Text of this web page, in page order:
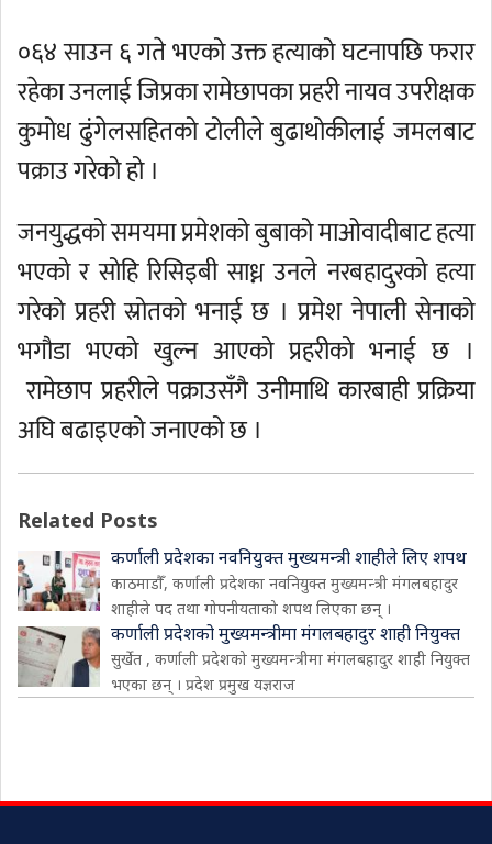
०६४ साउन ६ गते भएको उक्त हत्याको घटनापछि फरार
रहेका उनलाई जिप्रका रामेछापका प्रहरी नायव उपरीक्षक
कुमोध ढुंगेलसहितको टोलीले बुढाथोकीलाई जमलबाट
पक्राउ गरेको हो ।
जनयुद्धको समयमा प्रमेशको बुबाको माओवादीबाट हत्या
भएको र सोहि रिसिइबी साध्न उनले नरबहादुरको हत्या
गरेको प्रहरी स्रोतको भनाई छ । प्रमेश नेपाली सेनाको
भगौडा भएको खुल्न आएको प्रहरीको भनाई छ ।
रामेछाप प्रहरीले पक्राउसँगै उनीमाथि कारबाही प्रक्रिया
अघि बढाइएको जनाएको छ ।
Related Posts
कर्णाली प्रदेशका नवनियुक्त मुख्यमन्त्री शाहीले लिए शपथ
काठमाडौँ, कर्णाली प्रदेशका नवनियुक्त मुख्यमन्त्री मंगलबहादुर
शाहीले पद तथा गोपनीयताको शपथ लिएका छन् ।
कर्णाली प्रदेशको मुख्यमन्त्रीमा मंगलबहादुर शाही नियुक्त
सुर्खेत , कर्णाली प्रदेशको मुख्यमन्त्रीमा मंगलबहादुर शाही नियुक्त
भएका छन् । प्रदेश प्रमुख यज्ञराज